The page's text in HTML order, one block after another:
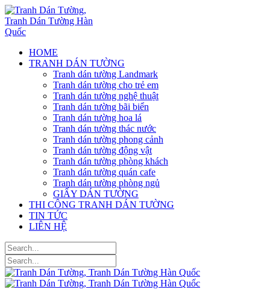
HOME
TRANH DÁN TƯỜNG
Tranh dán tường Landmark
Tranh dán tường cho trẻ em
Tranh dán tường nghệ thuật
Tranh dán tường bãi biển
Tranh dán tường hoa lá
Tranh dán tường thác nước
Tranh dán tường phong cảnh
Tranh dán tường động vật
Tranh dán tường phòng khách
Tranh dán tường quán cafe
Tranh dán tường phòng ngủ
GIẤY DÁN TƯỜNG
THI CÔNG TRANH DÁN TƯỜNG
TIN TỨC
LIÊN HỆ